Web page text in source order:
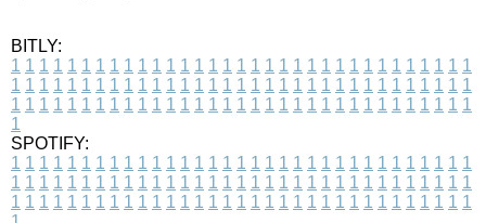
BITLY:
1 1 1 1 1 1 1 1 1 1 1 1 1 1 1 1 1 1 1 1 1 1 1 1 1 1 1 1 1 1 1 1 1
1 1 1 1 1 1 1 1 1 1 1 1 1 1 1 1 1 1 1 1 1 1 1 1 1 1 1 1 1 1 1 1 1
1 1 1 1 1 1 1 1 1 1 1 1 1 1 1 1 1 1 1 1 1 1 1 1 1 1 1 1 1 1 1 1 1
1
SPOTIFY:
1 1 1 1 1 1 1 1 1 1 1 1 1 1 1 1 1 1 1 1 1 1 1 1 1 1 1 1 1 1 1 1 1
1 1 1 1 1 1 1 1 1 1 1 1 1 1 1 1 1 1 1 1 1 1 1 1 1 1 1 1 1 1 1 1 1
1 1 1 1 1 1 1 1 1 1 1 1 1 1 1 1 1 1 1 1 1 1 1 1 1 1 1 1 1 1 1 1 1